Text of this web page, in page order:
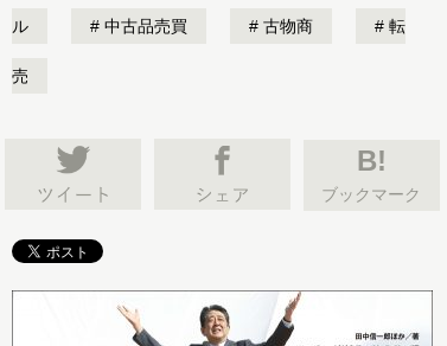
ル 中古品売買 古物商 転
売
B!
ブックマーク